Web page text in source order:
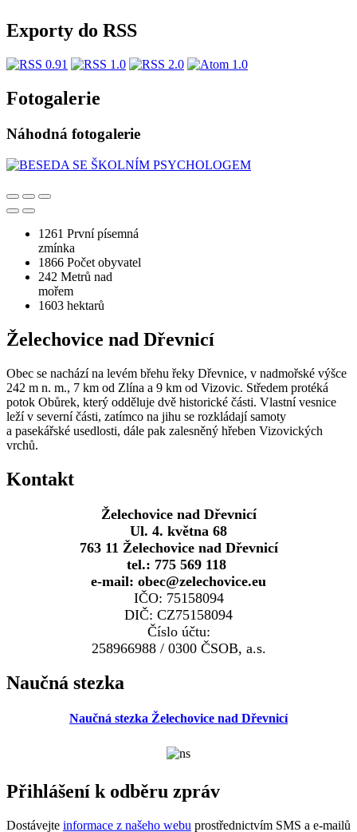
Exporty do RSS
Fotogalerie
Náhodná fotogalerie
1261 První písemná
zmínka
1866 Počet obyvatel
242 Metrů nad
mořem
1603 hektarů
Želechovice nad Dřevnicí
Obec se nachází na levém břehu řeky Dřevnice, v nadmořské výšce
242 m n. m., 7 km od Zlína a 9 km od Vizovic. Středem protéká
potok Obůrek, který odděluje dvě historické části. Vlastní vesnice
leží v severní části, zatímco na jihu se rozkládají samoty
a pasekářské usedlosti, dále pak zalesněný hřeben Vizovických
vrchů.
Kontakt
Želechovice nad Dřevnicí
Ul. 4. května 68
763 11 Želechovice nad Dřevnicí
tel.: 775 569 118
e-mail: obec@zelechovice.eu
IČO: 75158094
DIČ: CZ75158094
Číslo účtu:
258966988 / 0300 ČSOB, a.s.
Naučná stezka
Naučná stezka Želechovice nad Dřevnicí
Přihlášení k odběru zpráv
Dostávejte informace z našeho webu prostřednictvím SMS a e-mailů